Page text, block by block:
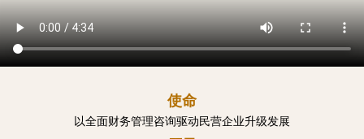
使命
以全面财务管理咨询驱动民营企业升级发展